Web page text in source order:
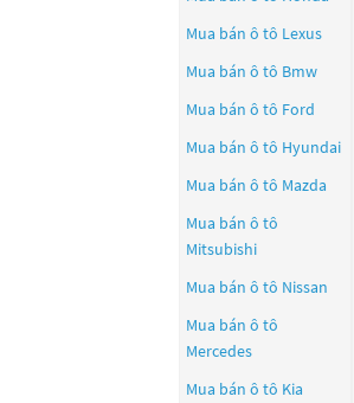
Mua bán ô tô Lexus
Mua bán ô tô Bmw
Mua bán ô tô Ford
Mua bán ô tô Hyundai
Mua bán ô tô Mazda
Mua bán ô tô
Mitsubishi
Mua bán ô tô Nissan
Mua bán ô tô
Mercedes
Mua bán ô tô Kia